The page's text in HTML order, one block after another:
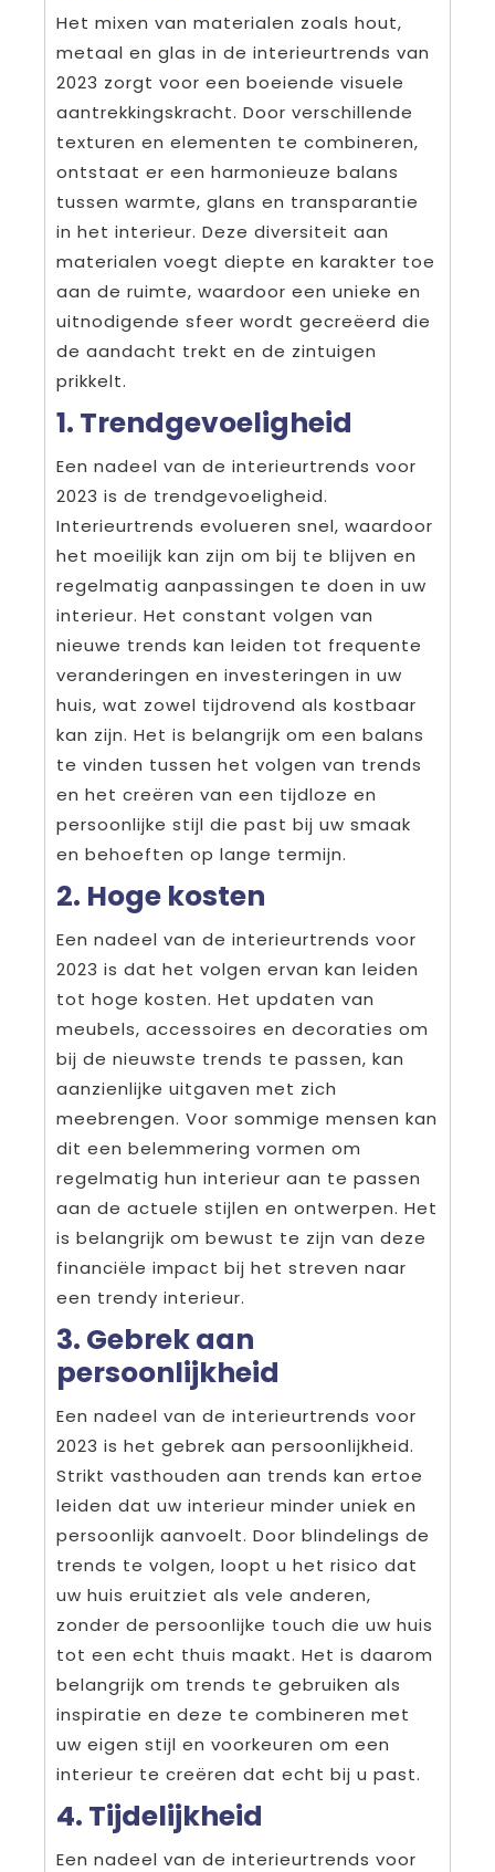
Het mixen van materialen zoals hout,
metaal en glas in de interieurtrends van
2023 zorgt voor een boeiende visuele
aantrekkingskracht. Door verschillende
texturen en elementen te combineren,
ontstaat er een harmonieuze balans
tussen warmte, glans en transparantie
in het interieur. Deze diversiteit aan
materialen voegt diepte en karakter toe
aan de ruimte, waardoor een unieke en
uitnodigende sfeer wordt gecreëerd die
de aandacht trekt en de zintuigen
prikkelt.
1. Trendgevoeligheid
Een nadeel van de interieurtrends voor
2023 is de trendgevoeligheid.
Interieurtrends evolueren snel, waardoor
het moeilijk kan zijn om bij te blijven en
regelmatig aanpassingen te doen in uw
interieur. Het constant volgen van
nieuwe trends kan leiden tot frequente
veranderingen en investeringen in uw
huis, wat zowel tijdrovend als kostbaar
kan zijn. Het is belangrijk om een balans
te vinden tussen het volgen van trends
en het creëren van een tijdloze en
persoonlijke stijl die past bij uw smaak
en behoeften op lange termijn.
2. Hoge kosten
Een nadeel van de interieurtrends voor
2023 is dat het volgen ervan kan leiden
tot hoge kosten. Het updaten van
meubels, accessoires en decoraties om
bij de nieuwste trends te passen, kan
aanzienlijke uitgaven met zich
meebrengen. Voor sommige mensen kan
dit een belemmering vormen om
regelmatig hun interieur aan te passen
aan de actuele stijlen en ontwerpen. Het
is belangrijk om bewust te zijn van deze
financiële impact bij het streven naar
een trendy interieur.
3. Gebrek aan
persoonlijkheid
Een nadeel van de interieurtrends voor
2023 is het gebrek aan persoonlijkheid.
Strikt vasthouden aan trends kan ertoe
leiden dat uw interieur minder uniek en
persoonlijk aanvoelt. Door blindelings de
trends te volgen, loopt u het risico dat
uw huis eruitziet als vele anderen,
zonder de persoonlijke touch die uw huis
tot een echt thuis maakt. Het is daarom
belangrijk om trends te gebruiken als
inspiratie en deze te combineren met
uw eigen stijl en voorkeuren om een
interieur te creëren dat echt bij u past.
4. Tijdelijkheid
Een nadeel van de interieurtrends voor